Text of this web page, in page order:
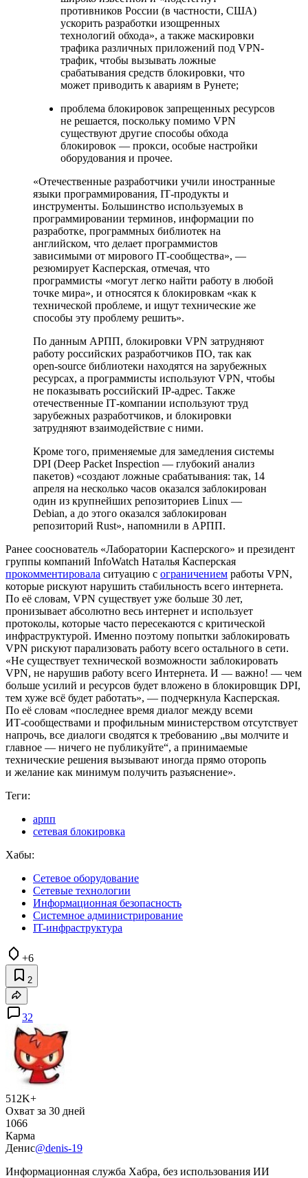
противников России (в частности, США)
ускорить разработки изощренных
технологий обхода», а также маскировки
трафика различных приложений под VPN-
трафик, чтобы вызывать ложные
срабатывания средств блокировки, что
может приводить к авариям в Рунете;
проблема блокировок запрещенных ресурсов
не решается, поскольку помимо VPN
существуют другие способы обхода
блокировок — прокси, особые настройки
оборудования и прочее.
«Отечественные разработчики учили иностранные
языки программирования, IТ-продукты и
инструменты. Большинство используемых в
программировании терминов, информации по
разработке, программных библиотек на
английском, что делает программистов
зависимыми от мирового IТ-сообщества», —
резюмирует Касперская, отмечая, что
программисты «могут легко найти работу в любой
точке мира», и относятся к блокировкам «как к
технической проблеме, и ищут технические же
способы эту проблему решить».
По данным АРПП, блокировки VPN затрудняют
работу российских разработчиков ПО, так как
open-source библиотеки находятся на зарубежных
ресурсах, а программисты используют VPN, чтобы
не показывать российский IP-адрес. Также
отечественные IТ-компании используют труд
зарубежных разработчиков, и блокировки
затрудняют взаимодействие с ними.
Кроме того, применяемые для замедления системы
DPI (Deep Packet Inspection — глубокий анализ
пакетов) «создают ложные срабатывания: так, 14
апреля на несколько часов оказался заблокирован
один из крупнейших репозиториев Linux —
Debian, а до этого оказался заблокирован
репозиторий Rust», напомнили в АРПП.
Ранее сооснователь «Лаборатории Касперского» и президент
группы компаний InfoWatch Наталья Касперская
прокомментировала ситуацию с ограничением работы VPN,
которые рискуют нарушить стабильность всего интернета.
По её словам, VPN существует уже больше 30 лет,
пронизывает абсолютно весь интернет и использует
протоколы, которые часто пересекаются с критической
инфраструктурой. Именно поэтому попытки заблокировать
VPN рискуют парализовать работу всего остального в сети.
«Не существует технической возможности заблокировать
VPN, не нарушив работу всего Интернета. И — важно! — чем
больше усилий и ресурсов будет вложено в блокировщик DPI,
тем хуже всё будет работать», — подчеркнула Касперская.
По её словам «последнее время диалог между всеми
ИТ‑сообществами и профильным министерством отсутствует
напрочь, все диалоги сводятся к требованию „вы молчите и
главное — ничего не публикуйте“, а принимаемые
технические решения вызывают иногда прямо оторопь
и желание как минимум получить разъяснение».
Теги:
арпп
сетевая блокировка
Хабы:
Сетевое оборудование
Сетевые технологии
Информационная безопасность
Системное администрирование
IT-инфраструктура
+6
2
32
512K+
Охват за 30 дней
1066
Карма
Денис@denis-19
Информационная служба Хабра, без использования ИИ